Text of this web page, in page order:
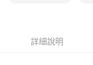
詳細說明